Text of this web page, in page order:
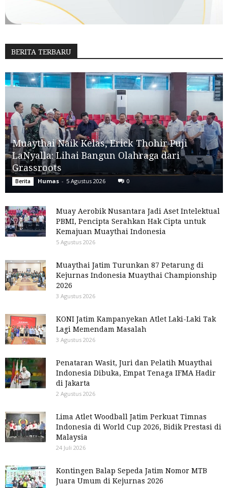
BERITA TERBARU
Muaythai Naik Kelas, Erick Thohir Puji
LaNyalla: Lihai Bangun Olahraga dari
Grassroots
Berita Humas - 5 Agustus 2026 0
Muay Aerobik Nusantara Jadi Aset Intelektual
PBMI, Pencipta Serahkan Hak Cipta untuk
Kemajuan Muaythai Indonesia
5 Agustus 2026
Muaythai Jatim Turunkan 87 Petarung di
Kejurnas Indonesia Muaythai Championship
2026
3 Agustus 2026
KONI Jatim Kampanyekan Atlet Laki-Laki Tak
Lagi Memendam Masalah
3 Agustus 2026
Penataran Wasit, Juri dan Pelatih Muaythai
Indonesia Dibuka, Empat Tenaga IFMA Hadir
di Jakarta
2 Agustus 2026
Lima Atlet Woodball Jatim Perkuat Timnas
Indonesia di World Cup 2026, Bidik Prestasi di
Malaysia
24 Juli 2026
Kontingen Balap Sepeda Jatim Nomor MTB
Juara Umum di Kejurnas 2026